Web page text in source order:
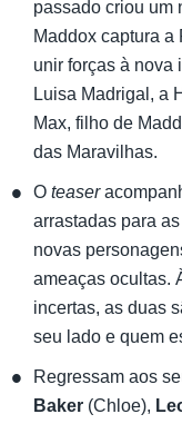
passado criou um
Maddox captura
unir forças à nova
Luisa Madrigal, a
Max, filho de
das Maravilhas.
O teaser
arrastadas para
novas
ameaças ocultas.
incertas, as duas
seu lado e quem
Regressam aos
Baker (Chloe),